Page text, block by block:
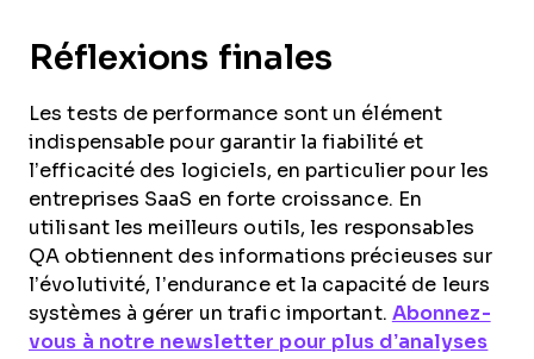
Réflexions finales
Les tests de performance sont un élément
indispensable pour garantir la fiabilité et
l’efficacité des logiciels, en particulier pour les
entreprises SaaS en forte croissance. En
utilisant les meilleurs outils, les responsables
QA obtiennent des informations précieuses sur
l’évolutivité, l’endurance et la capacité de leurs
systèmes à gérer un trafic important. Abonnez-
vous à notre newsletter pour plus d’analyses